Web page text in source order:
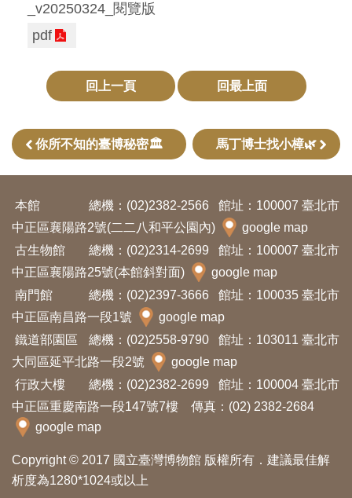
公
開
資
訊
隱
私
權
與
資
訊
安
全
宣
告
_v20250324_閱覽版
pdf
回上一頁 回最上面
你所不知的臺博秘密🏛 馬丁博士找小樟🌿
本館 總機：(02)2382-2566
館址：100007 臺北市
中正區襄陽路2號(二二八和平公園內)
google map
古生物館
總機：(02)2314-2699
館址：100007 臺北市
中正區襄陽路25號(本館斜對面)
google map
南門館
總機：(02)2397-3666
館址：100035 臺北市
中正區南昌路一段1號
google map
鐵道部園區
總機：(02)2558-9790
館址：103011 臺北市
大同區延平北路一段2號
google map
行政大樓
總機：(02)2382-2699
館址：100004 臺北市
中正區重慶南路一段147號7樓 傳真：(02) 2382-2684
google map
Copyright © 2017 國立臺灣博物館 版權所有．建議最佳解
析度為1280*1024或以上